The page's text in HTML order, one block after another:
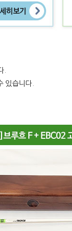
.
있습니다.